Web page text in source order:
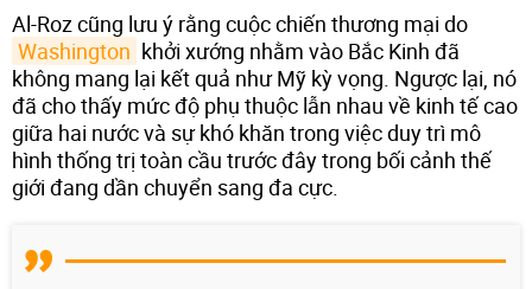
Al-Roz cũng lưu ý rằng cuộc chiến thương mại do
Washington khởi xướng nhằm vào Bắc Kinh đã
không mang lại kết quả như Mỹ kỳ vọng. Ngược lại, nó
đã cho thấy mức độ phụ thuộc lẫn nhau về kinh tế cao
giữa hai nước và sự khó khăn trong việc duy trì mô
hình thống trị toàn cầu trước đây trong bối cảnh thế
giới đang dần chuyển sang đa cực.